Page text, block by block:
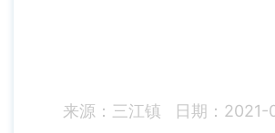
来源：三江镇 日期：